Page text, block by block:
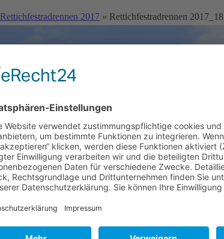
Rettichfestradrennen 2017 » Rettichfestradrennen 2017_18